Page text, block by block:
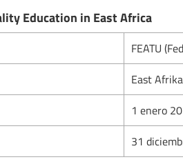
Education in East Africa
FEATU
East
1 enero
31